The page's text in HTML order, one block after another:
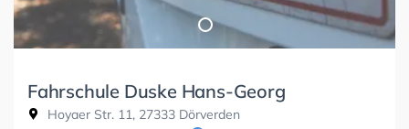
Fahrschule Duske Hans-Georg
Hoyaer Str. 11, 27333 Dörverden